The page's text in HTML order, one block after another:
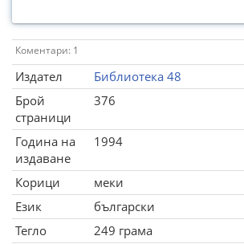
Коментари: 1
Издател
Библиотека 48
Брой
страници
376
Година на
издаване
1994
Корици
меки
Език
български
Тегло
249 грама